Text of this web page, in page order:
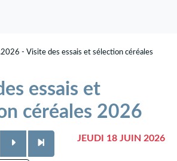
- Visite des essais et sélection céréales
essais et
céréales 2026
JEUDI 18 JUIN 2026